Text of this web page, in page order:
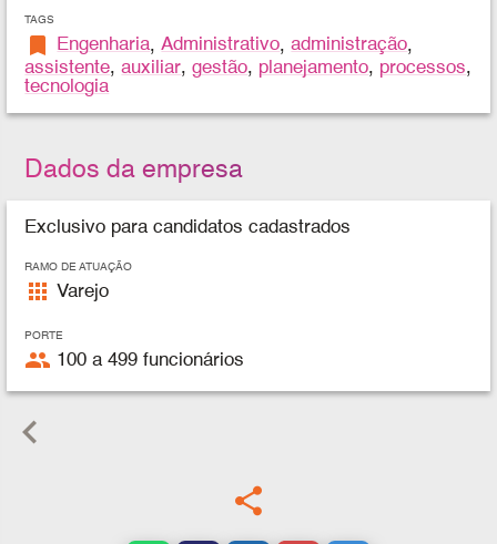
TAGS
bookmark Engenharia,Administrativo,administração,
assistente,auxiliar,gestão, planejamento, processos,
tecnologia
Dados da empresa
Exclusivo para candidatos cadastrados
RAMO DE ATUAÇÃO
apps Varejo
PORTE
people 100 a 499 funcionários
keyboard_arrow_left
share